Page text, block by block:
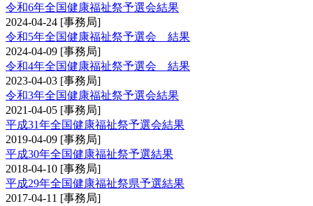
令和6年全国健康福祉祭予選会結果
2024-04-24 [事務局]
令和5年全国健康福祉祭予選会 結果
2024-04-09 [事務局]
令和4年全国健康福祉祭予選会 結果
2023-04-03 [事務局]
令和3年全国健康福祉祭予選会結果
2021-04-05 [事務局]
平成31年全国健康福祉祭予選会結果
2019-04-09 [事務局]
平成30年全国健康福祉祭予選結果
2018-04-10 [事務局]
平成29年全国健康福祉祭県予選結果
2017-04-11 [事務局]